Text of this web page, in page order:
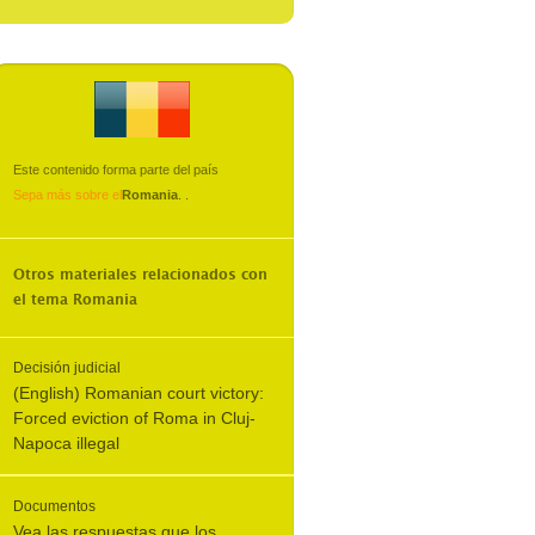
Este contenido forma parte del país
Romania
Sepa más sobre el
Otros materiales relacionados con
el tema Romania
Decisión judicial
(English) Romanian court victory:
Forced eviction of Roma in Cluj-
Napoca illegal
Documentos